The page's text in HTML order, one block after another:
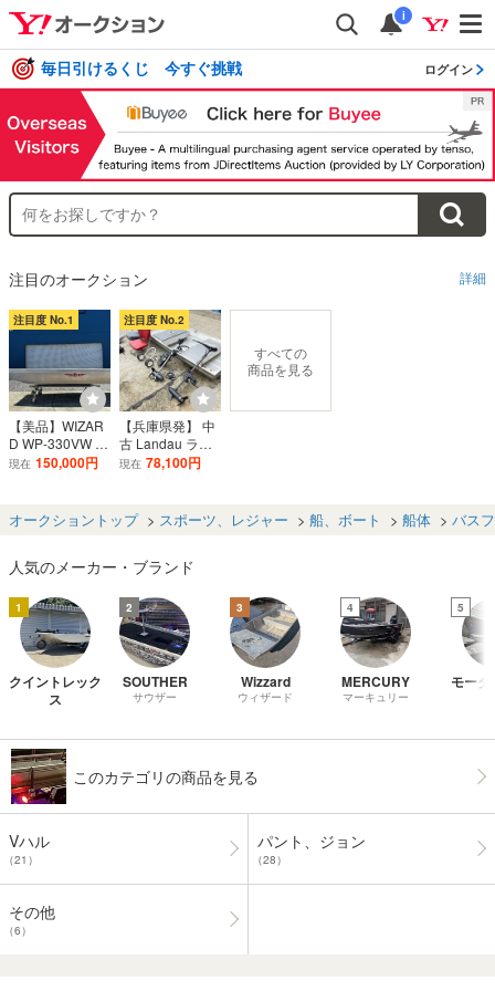
i
毎日引けるくじ 今すぐ挑戦 ログイン
注目のオークション 詳細
注目度 No.1
【美品】WIZAR
D WP-330VW オ
リジナルバウア
現在 150,000円
注目度 No.2
【兵庫県発】 中
古 Landau ラン
ドー 1044 アル
ル イス バス釣り
海 フィッシング
定
現在 78,100円
すべての
商品を見る
オークショントップ スポーツ、レジャー 船、ボート 船体 バス
人気のメーカー・ブランド
1
クイントレック
ス
2
SOUTHER
サウザー
3
Wizzard
ウィザード
4
MERCURY
マーキュリー
5
モー
このカテゴリの商品を見る
Vハル
（21）
パント、ジョン
（28）
その他
（6）